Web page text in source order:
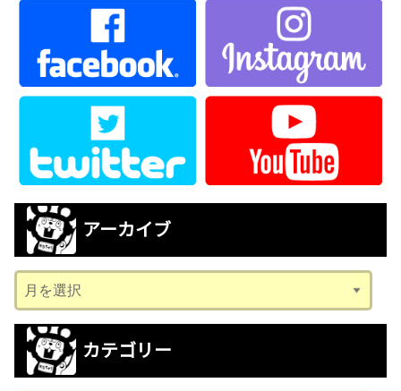
アーカイブ
ー
カ
ブ
カテゴリー